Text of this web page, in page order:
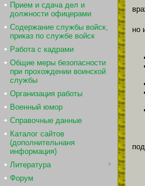
Прием и сдача дел и
должности офицерами
Содержание службы войск,
приказ по службе войск
Работа с кадрами
Общие меры безопасности
при прохождении воинской
службы
Организация работы
Военный юмор
Справочные данные
Каталог сайтов
(дополнительнаня
информация)
Литература
Форум
но